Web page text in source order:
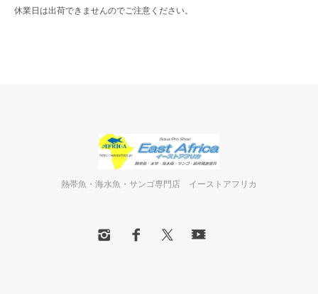
休業日は出荷できませんのでご注意ください。
熱帯魚・海水魚・サンゴ専門店 イーストアフリカ